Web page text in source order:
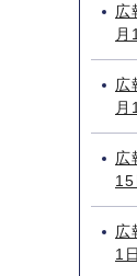
広
広
月
広
広
1